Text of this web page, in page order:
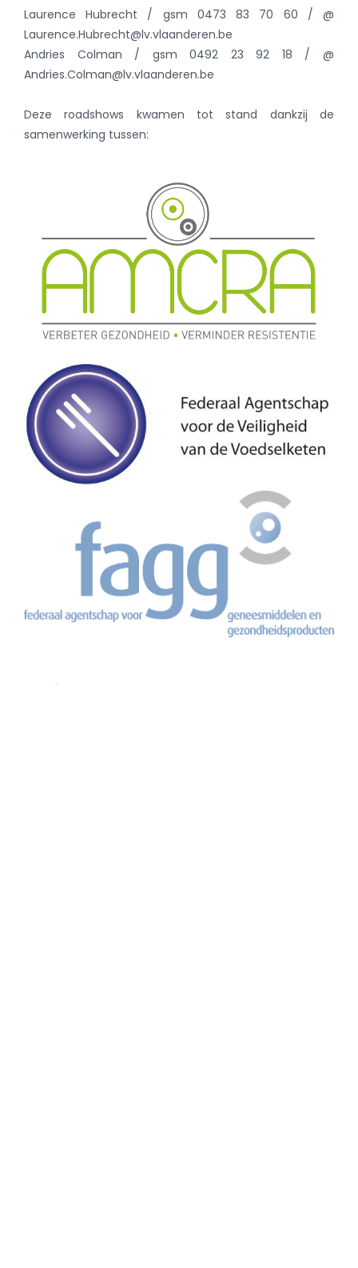
Laurence Hubrecht / gsm 0473 83 70 60 / @
Laurence.Hubrecht@lv.vlaanderen.be
Andries Colman / gsm 0492 23 92 18 / @
Andries.Colman@lv.vlaanderen.be
Deze roadshows kwamen tot stand dankzij de
samenwerking tussen: